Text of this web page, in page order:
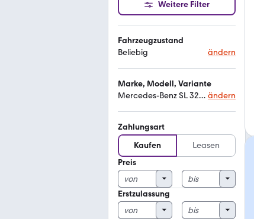
Weitere Filter
Fahrzeugzustand
Beliebig
ändern
Marke, Modell, Variante
Mercedes-Benz SL 320 r129 ändern
Zahlungsart
Kaufen
Leasen
Preis
Erstzulassung